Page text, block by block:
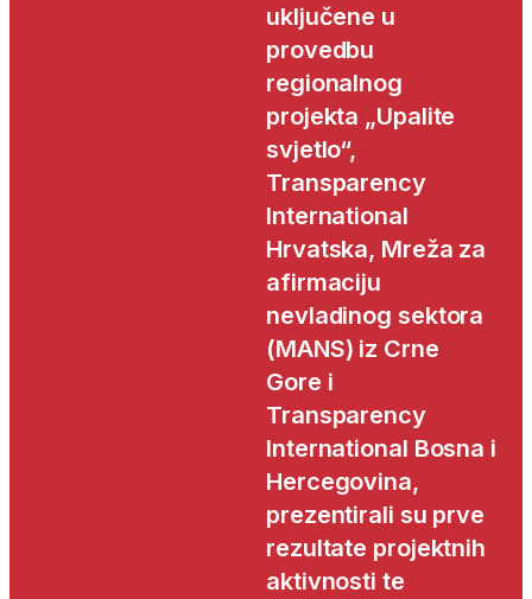
uključene u
provedbu
regionalnog
projekta „Upalite
svjetlo“,
Transparency
International
Hrvatska, Mreža za
afirmaciju
nevladinog sektora
(MANS) iz Crne
Gore i
Transparency
International Bosna i
Hercegovina,
prezentirali su prve
rezultate projektnih
aktivnosti te